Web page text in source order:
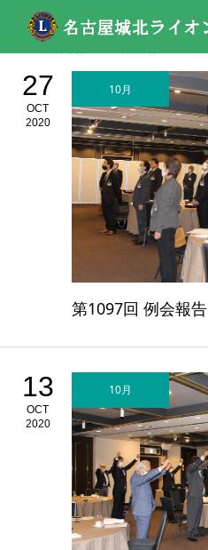
27
OCT
2020
10月
第1097回 例会報告
13
OCT
2020
10月